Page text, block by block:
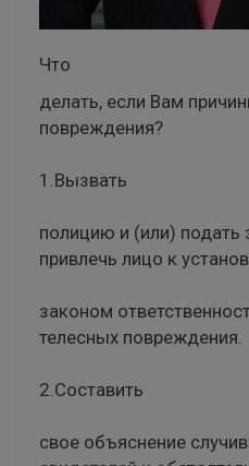
Что
делать, если Вам
повреждения?
1.Вызвать
полицию и (или) подать
привлечь лицо к
законом
телесных повреждения.
2.Составить
свое объяснение